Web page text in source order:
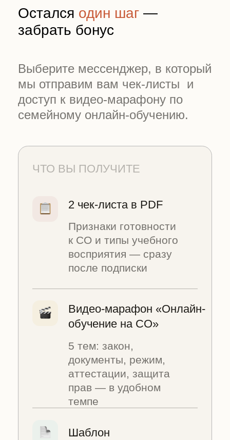
доступ к видео-марафону по
семейному онлайн-обучению.
2 чек-листа в PDF
Признаки готовности
к СО и типы учебного
восприятия — сразу
ЧТО ВЫ ПОЛУЧИТЕ
обучение на СО»
Шаблон
уведомления о СО
аттестации, защита
темпе
юридически корректный
марафона